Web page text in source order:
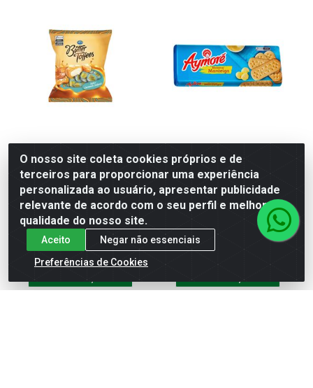
Bala Recheada Arcor Butter
Toffees Caramelo Salgado -
Contém...
MAIS
Biscoito Aymoré Maizena
Manteiga - 170g
Código: 9695
O nosso site coleta cookies próprios e de
terceiros para proporcionar uma experiência
personalizada ao usuário, apresentar publicidade
relevante de acordo com o seu perfil e melhorar a
qualidade do nosso site.
Aceito
Negar não essenciais
Preferências de Cookies